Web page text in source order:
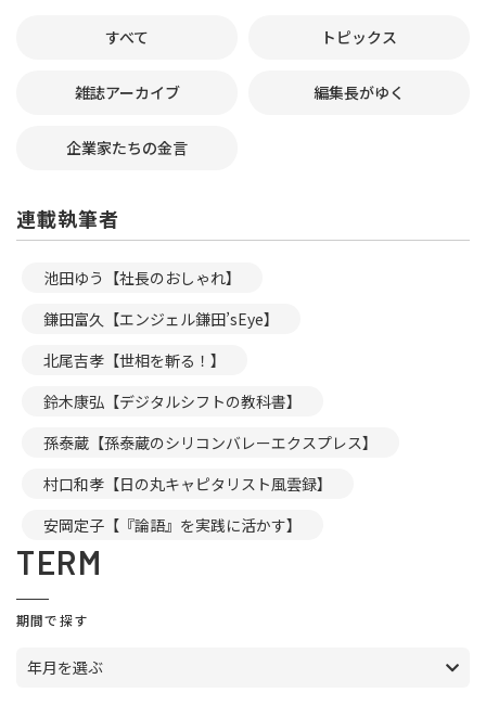
すべて トピックス
雑誌アーカイブ 編集長がゆく
企業家たちの金言
連載執筆者
池田ゆう【社長のおしゃれ】
鎌田富久【エンジェル鎌田’sEye】
北尾吉孝【世相を斬る！】
鈴木康弘【デジタルシフトの教科書】
孫泰蔵【孫泰蔵のシリコンバレーエクスプレス】
村口和孝【日の丸キャピタリスト風雲録】
安岡定子【『論語』を実践に活かす】
TERM
期間で探す
年月を選ぶ